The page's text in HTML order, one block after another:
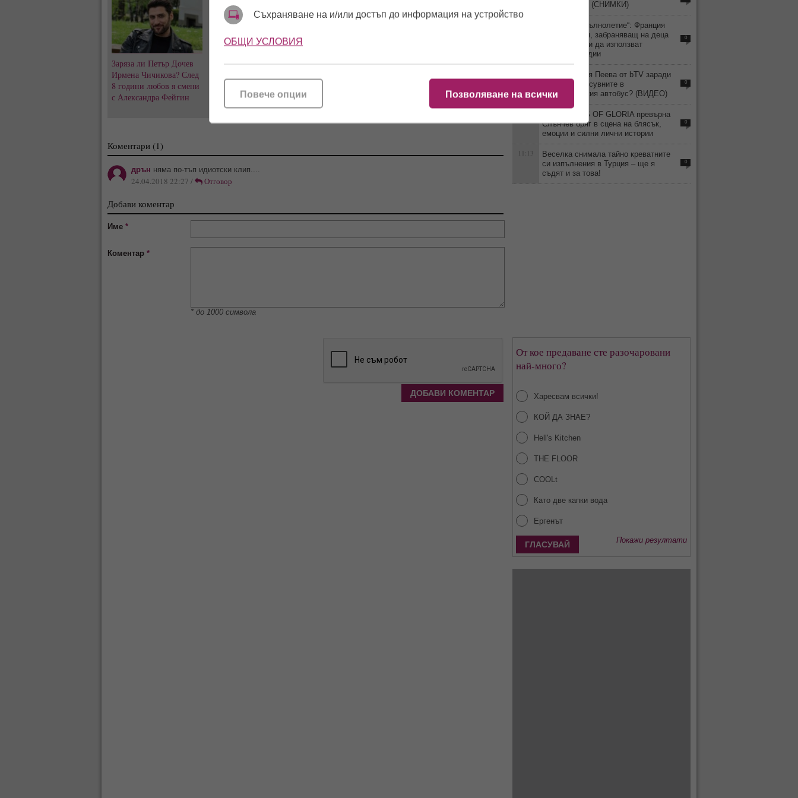
Заряза ли Петър Дочев
Ирмена Чичикова? След
8 години любов я смени
с Александра Фейгин
Къна на „Високото":
скандалите и тревогите
за Тони не стихват
Видео издаде флирта
Нова жена? Геро стопи
годишен брак
Коментари (1)
дрън няма по-тъп идиотски клип....
24.04.2018 22:27 / Отговор
Добави коментар
Име *
Коментар *
* до 1000 символа
гимнастичка! (СНИМКИ)
„Дигитално пълнолетие“: Франция
приема закон, забраняващ на деца
под 15 години да използват
социални медии
0
Уволнили Рая Пеева от bTV заради
скандала и псувните в
междуградския автобус? (ВИДЕО)
0
MISS TRANS OF GLORIA превърна
Слънчев бряг в сцена на блясък,
емоции и силни лични истории
0
11:13
Веселка снимала тайно креватните
си изпълнения в Турция – ще я
съдят и за това!
0
От кое предаване сте разочаровани
най-много?
Харесвам всички!
КОЙ ДА ЗНАЕ?
Hell's Kitchen
THE FLOOR
COOLt
Като две капки вода
Ергенът
Покажи резултати
Съхраняване на и/или достъп до информация на устройство
ОБЩИ УСЛОВИЯ
Позволяване на всички
Повече опции